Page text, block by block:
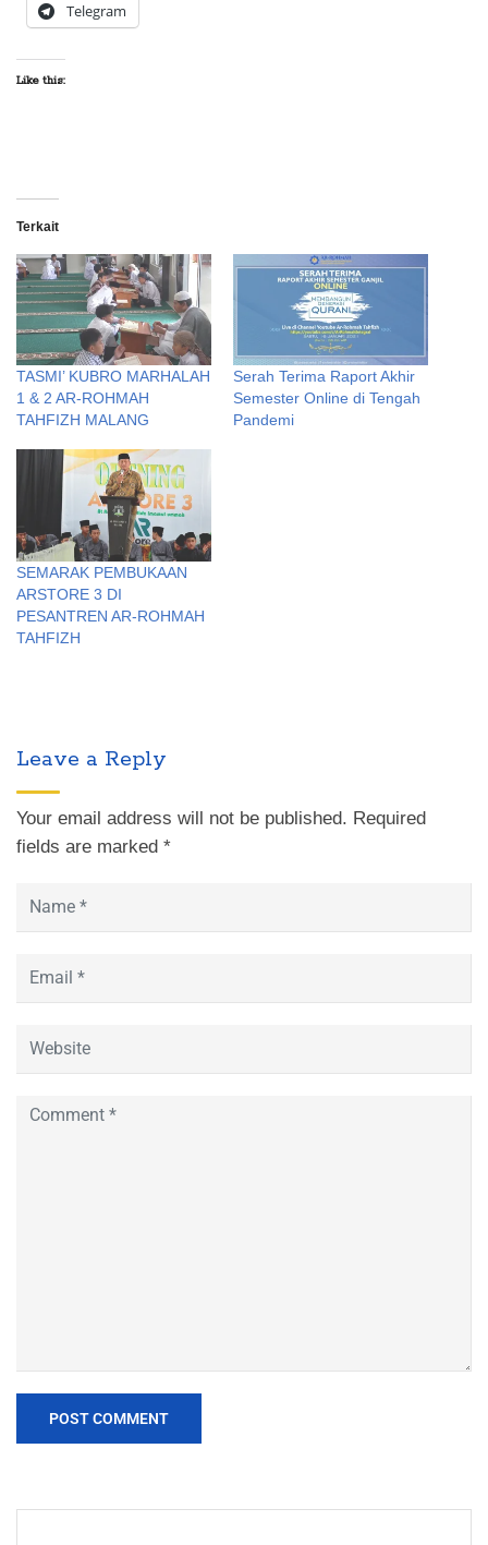
Telegram
Like this:
Terkait
TASMI’ KUBRO MARHALAH
1 & 2 AR-ROHMAH
TAHFIZH MALANG
Serah Terima Raport Akhir
Semester Online di Tengah
Pandemi
SEMARAK PEMBUKAAN
ARSTORE 3 DI
PESANTREN AR-ROHMAH
TAHFIZH
Leave a Reply
Your email address will not be published. Required
fields are marked *